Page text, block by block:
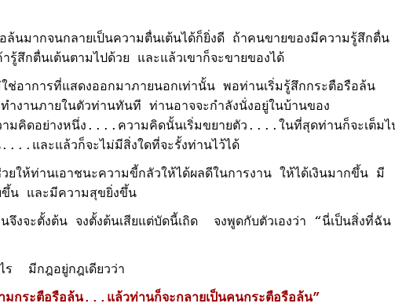
ล้นมากจนกลายเป็นความตื่นเต้นได้ก็ยิ่งดี ถ้าคนขายของมีความรู้สึกตื่น
รู้สึกตื่นเต้นตามไปด้วย และแล้วเขาก็จะขายของได้
ช่อาการที่แสดงออกมาภายนอกเท่านั้น พอท่านเริ่มรู้สึกกระตือรือล้น
ำงานภายในตัวท่านทันที ท่านอาจจะกำลังนั่งอยู่ในบ้านของ
คิดอย่างหนึ่ง....ความคิดนั้นเริ่มขยายตัว....ในที่สุดท่านก็จะเต็มไ
และแล้วก็จะไม่มีสิ่งใดที่จะรั้งท่านไว้ได้
ยให้ท่านเอาชนะความขี้กลัวให้ได้ผลดีในการงาน ให้ได้เงินมากขึ้น มี
น และมีความสุขยิ่งขึ้น
งจะตั้งต้น จงตั้งต้นเสียแต่บัดนี้เถิด จงพูดกับตัวเองว่า “นี่เป็นสิ่งที่ฉัน
มีกฎอยู่กฎเดียวว่า
กระตือรือล้น...แล้วท่านก็จะกลายเป็นคนกระตือรือล้น”